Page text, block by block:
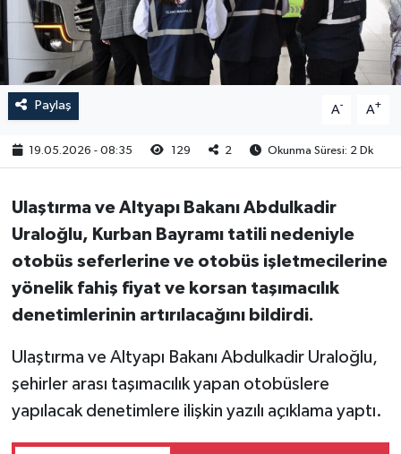
Paylaş A- A+
19.05.2026 - 08:35 129 2 Okunma Süresi: 2 Dk
Ulaştırma ve Altyapı Bakanı Abdulkadir
Uraloğlu, Kurban Bayramı tatili nedeniyle
otobüs seferlerine ve otobüs işletmecilerine
yönelik fahiş fiyat ve korsan taşımacılık
denetimlerinin artırılacağını bildirdi.
Ulaştırma ve Altyapı Bakanı Abdulkadir Uraloğlu,
şehirler arası taşımacılık yapan otobüslere
yapılacak denetimlere ilişkin yazılı açıklama yaptı.
RESMİ İLAN